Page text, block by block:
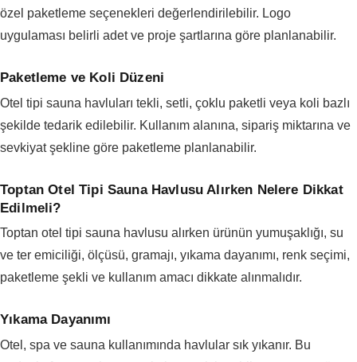
özel paketleme seçenekleri değerlendirilebilir. Logo
uygulaması belirli adet ve proje şartlarına göre planlanabilir.
Paketleme ve Koli Düzeni
Otel tipi sauna havluları tekli, setli, çoklu paketli veya koli bazlı
şekilde tedarik edilebilir. Kullanım alanına, sipariş miktarına ve
sevkiyat şekline göre paketleme planlanabilir.
Toptan Otel Tipi Sauna Havlusu Alırken Nelere Dikkat
Edilmeli?
Toptan otel tipi sauna havlusu alırken ürünün yumuşaklığı, su
ve ter emiciliği, ölçüsü, gramajı, yıkama dayanımı, renk seçimi,
paketleme şekli ve kullanım amacı dikkate alınmalıdır.
Yıkama Dayanımı
Otel, spa ve sauna kullanımında havlular sık yıkanır. Bu